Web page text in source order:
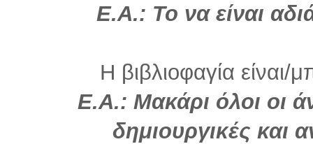
Ε.Α.: Το να είναι
Η βιβλιοφαγία είναι/
Ε.Α.: Μακάρι όλοι οι
δημιουργικές και